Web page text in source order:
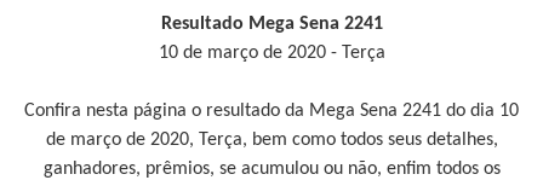
Resultado Mega Sena 2241
10 de março de 2020 - Terça
Confira nesta página o resultado da Mega Sena 2241 do dia 10
de março de 2020, Terça, bem como todos seus detalhes,
ganhadores, prêmios, se acumulou ou não, enfim todos os